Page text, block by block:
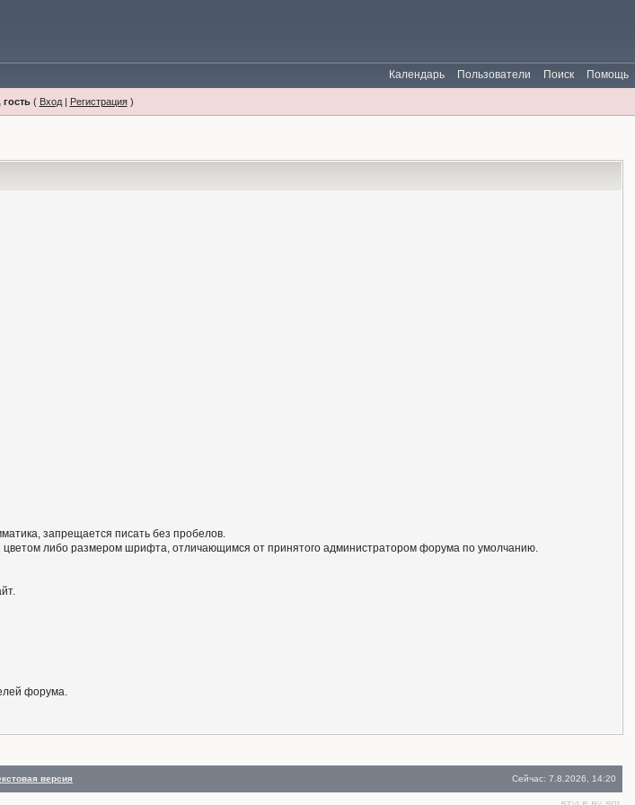
Помощь
Поиск
Пользователи
Календарь
гость( Вход| Регистрация)
запрещается писать без пробелов.
либо размером шрифта, отличающимся от принятого администратором форума по умолчанию.
форума.
версия Сейчас: 7.8.2026, 14:20